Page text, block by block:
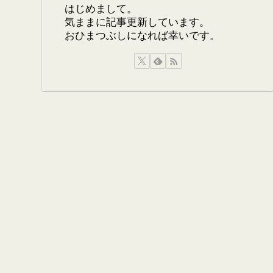
はじめまして。
気ままに記事更新しています。
おひまつぶしになれば幸いです。